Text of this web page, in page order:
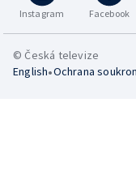
Instagram Facebook
© Česká televize
English•Ochrana